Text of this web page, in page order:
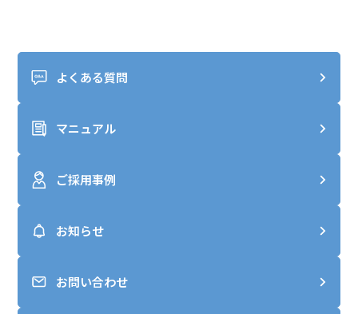
よくある質問
マニュアル
ご採用事例
お知らせ
お問い合わせ